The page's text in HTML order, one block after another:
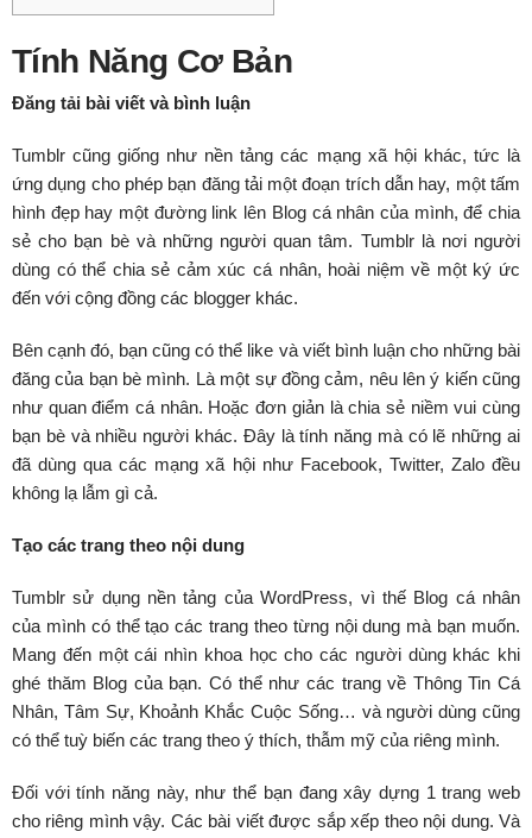
Tính Năng Cơ Bản
Đăng tải bài viết và bình luận
Tumblr cũng giống như nền tảng các mạng xã hội khác, tức là
ứng dụng cho phép bạn đăng tải một đoạn trích dẫn hay, một tấm
hình đẹp hay một đường link lên Blog cá nhân của mình, để chia
sẻ cho bạn bè và những người quan tâm. Tumblr là nơi người
dùng có thể chia sẻ cảm xúc cá nhân, hoài niệm về một ký ức
đến với cộng đồng các blogger khác.
Bên cạnh đó, bạn cũng có thể like và viết bình luận cho những bài
đăng của bạn bè mình. Là một sự đồng cảm, nêu lên ý kiến cũng
như quan điểm cá nhân. Hoặc đơn giản là chia sẻ niềm vui cùng
bạn bè và nhiều người khác. Đây là tính năng mà có lẽ những ai
đã dùng qua các mạng xã hội như Facebook, Twitter, Zalo đều
không lạ lẫm gì cả.
Tạo các trang theo nội dung
Tumblr sử dụng nền tảng của WordPress, vì thế Blog cá nhân
của mình có thể tạo các trang theo từng nội dung mà bạn muốn.
Mang đến một cái nhìn khoa học cho các người dùng khác khi
ghé thăm Blog của bạn. Có thể như các trang về Thông Tin Cá
Nhân, Tâm Sự, Khoảnh Khắc Cuộc Sống… và người dùng cũng
có thể tuỳ biến các trang theo ý thích, thẫm mỹ của riêng mình.
Đối với tính năng này, như thể bạn đang xây dựng 1 trang web
cho riêng mình vậy. Các bài viết được sắp xếp theo nội dung. Và